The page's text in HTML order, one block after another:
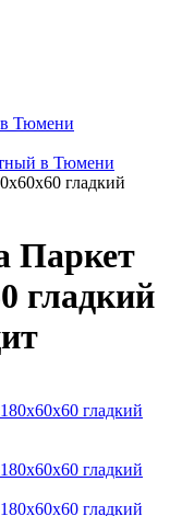
в Тюмени
в Тюмени
гладкий
Паркет
гладкий